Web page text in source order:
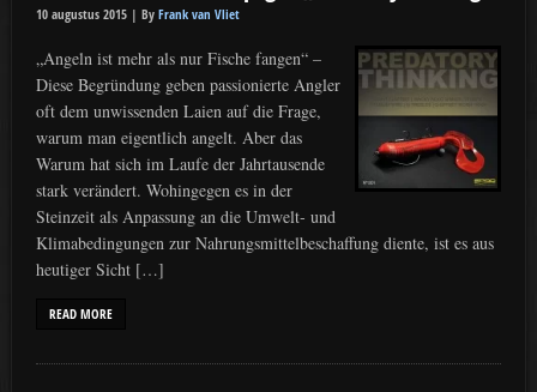
10 augustus 2015 | By Frank van Vliet
„Angeln ist mehr als nur Fische fangen“ –
Diese Begründung geben passionierte Angler
oft dem unwissenden Laien auf die Frage,
warum man eigentlich angelt. Aber das
Warum hat sich im Laufe der Jahrtausende
stark verändert. Wohingegen es in der
Steinzeit als Anpassung an die Umwelt‐ und
Klimabedingungen zur Nahrungsmittelbeschaffung diente, ist es aus
heutiger Sicht […]
READ MORE